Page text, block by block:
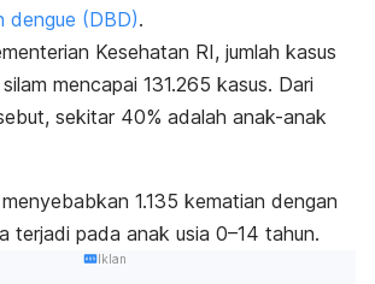
dengue (DBD).
Kesehatan RI, jumlah kasus
mencapai 131.265 kasus. Dari
sekitar 40% adalah anak-anak
1.135 kematian dengan
terjadi pada anak usia 0–14 tahun.
Iklan